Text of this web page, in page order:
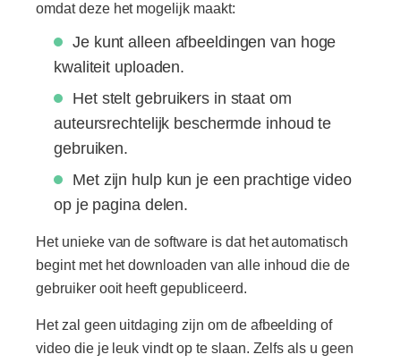
omdat deze het mogelijk maakt:
Je kunt alleen afbeeldingen van hoge
kwaliteit uploaden.
Het stelt gebruikers in staat om
auteursrechtelijk beschermde inhoud te
gebruiken.
Met zijn hulp kun je een prachtige video
op je pagina delen.
Het unieke van de software is dat het automatisch
begint met het downloaden van alle inhoud die de
gebruiker ooit heeft gepubliceerd.
Het zal geen uitdaging zijn om de afbeelding of
video die je leuk vindt op te slaan. Zelfs als u geen